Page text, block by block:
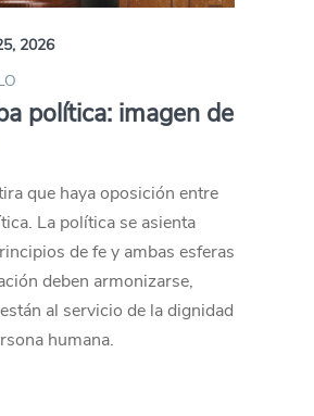
2026
política: imagen de
que haya oposición entre
La política se asienta
de fe y ambas esferas
deben armonizarse,
al servicio de la dignidad
humana.